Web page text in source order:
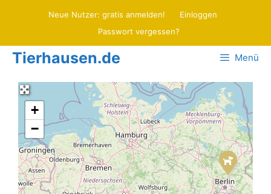
Neue Nutzer: gratis anmelden!
Einloggen
Passwort vergessen?
Tierhausen.de Menü
+
−